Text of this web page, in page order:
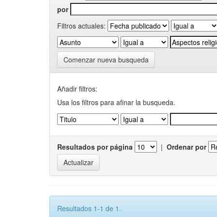
por
Filtros actuales:
Comenzar nueva busqueda
Añadir filtros:
Usa los filtros para afinar la busqueda.
Resultados por página | Ordenar por
Resultados 1-1 de 1.